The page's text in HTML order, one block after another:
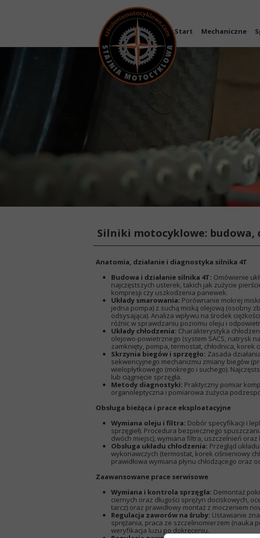
Start Mechaniczne
Anatomia, działanie i diagnostyka silnika 4T
Budowa i działanie silnika 4T: Omówienie
najczęstszych usterek, takich jak zużycie
kompresji czy uszkodzenia panewek.
Układy smarowania: Porównanie mokrej
jedna pompa) z suchą miską olejową (osobny
odsysająca). Analiza wpływu na środek
różnic w sprawdzaniu poziomu oleju i
Układy chłodzenia: Charakterystyka
olejowo-powietrznego (system SACS, natrysk
zamknięty, pompa, termostat, chłodnica,
Skrzynia biegów i sprzęgło: Zasada
sekwencyjnego mechanizmu zmiany biegów
wielopłytkowego (mokrego i suchego).
lub ciągnięcie sprzęgła.
Metody diagnostyki: Praktyczny pomiar
organoleptyczna i pomiarowa zużycia
Obsługa bieżąca i prace eksploatacyjne
Wymiana oleju i filtra: Dobór specyfikacji i
sprzęgieł). Procedura bezpiecznego
dwóch miejsc), wymiana filtra, uszczelnień
Obsługa układu chłodzenia: Przegląd
wykonawczych (termostat, korek ciśnieniowy
prawidłowa wymiana płynu chłodzącego oraz
Zaawansowane prace serwisowe
Wymiana i kontrola sprzęgła: Demontaż
ciernych oraz długości sprężyn dociskowych,
tarcz) oraz prawidłowy montaż z moczeniem
Regulacja zaworów na śruby: Ustawianie
sprężania, praca ze szczelinomierzem (nauka
weryfikacja luzu po dokręceniu.
Silniki motocyklowe: budowa,